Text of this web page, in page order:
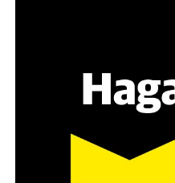
es a través del
pregunta», comparte